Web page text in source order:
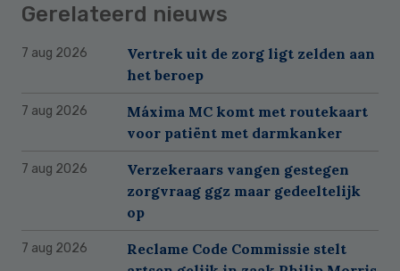
Gerelateerd nieuws
7 aug 2026
Vertrek uit de zorg ligt zelden aan
het beroep
7 aug 2026
Máxima MC komt met routekaart
voor patiënt met darmkanker
7 aug 2026
Verzekeraars vangen gestegen
zorgvraag ggz maar gedeeltelijk
op
7 aug 2026
Reclame Code Commissie stelt